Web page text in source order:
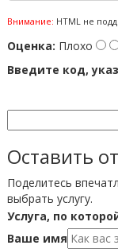
Внимание: HTML не
Оценка: Плохо
Введите код,
Оставить
Поделитесь
выбрать услугу.
Услуга, по
Ваше имя